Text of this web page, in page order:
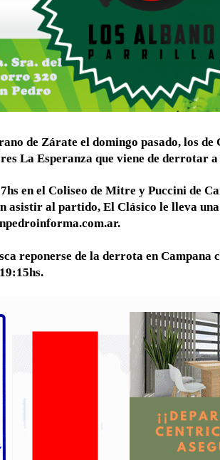
de Zárate el domingo pasado, los de
La Esperanza que viene de derrotar
en el Coliseo de Mitre y Puccini de
asistir al partido, El Clásico le lleva
reponerse de la derrota en Campana